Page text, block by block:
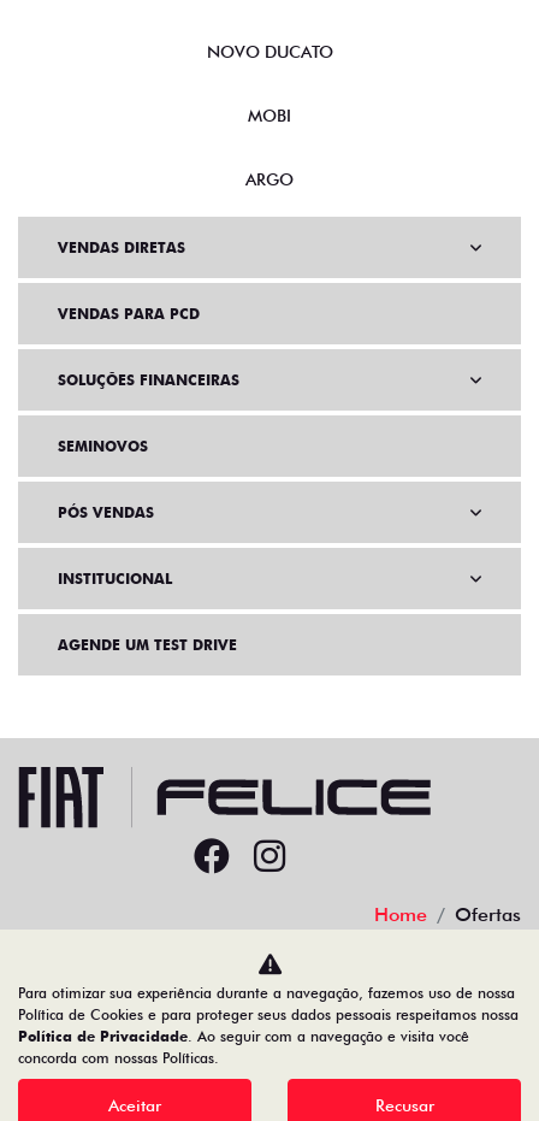
NOVO DUCATO
MOBI
ARGO
VENDAS DIRETAS
VENDAS PARA PCD
SOLUÇÕES FINANCEIRAS
SEMINOVOS
PÓS VENDAS
INSTITUCIONAL
AGENDE UM TEST DRIVE
Home Ofertas
Desacelere. Seu bem maior é a vida.
91.525.790/0001-84
Para otimizar sua experiência durante a navegação, fazemos uso de nossa
Política de Cookies e para proteger seus dados pessoais respeitamos nossa
Política de Privacidade. Ao seguir com a navegação e visita você
concorda com nossas Políticas.
Aceitar Recusar